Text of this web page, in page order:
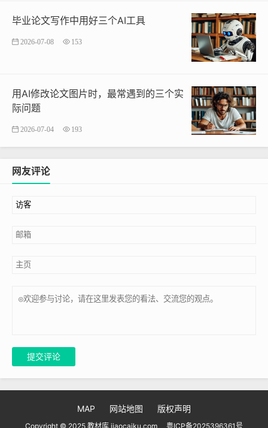
毕业论文写作中用好三个AI工具
2026-07-08 153
用AI修改论文图片时，最常遇到的三个实
际问题
2026-07-04 193
网友评论
提交评论
MAP 网站地图 版权声明
Copyright © 2025 教材库 jiaocaiku.com 粤ICP备2025396361号